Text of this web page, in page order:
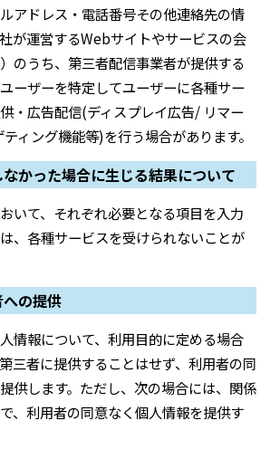
アドレス・電話番号その他連絡先の情
が運営するWebサイトやサービスの会
のうち、第三者配信事業者が提供する
ーザーを特定してユーザーに各種サー
・広告配信(ディスプレイ広告/ リマー
ィング機能等)を行う場合があります。
かった場合に生じる結果について
いて、それぞれ必要となる項目を入力
、各種サービスを受けられないことが
の提供
情報について、利用目的に定める場合
三者に提供することはせず、利用者の同
供します。ただし、次の場合には、関係
、利用者の同意なく個人情報を提供す